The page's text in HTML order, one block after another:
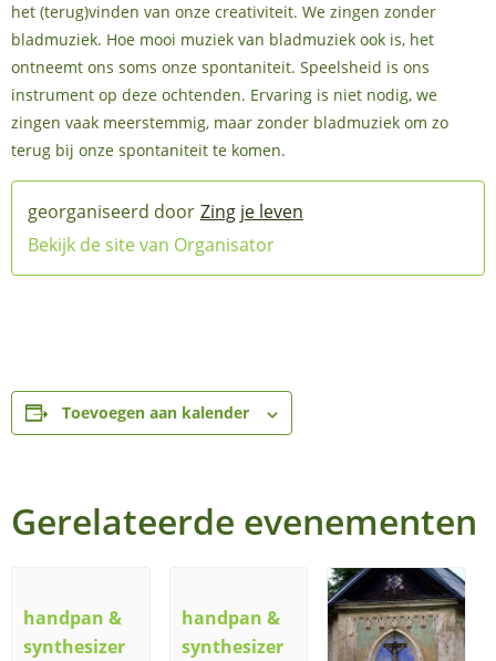
het (terug)vinden van onze creativiteit. We zingen zonder
bladmuziek. Hoe mooi muziek van bladmuziek ook is, het
ontneemt ons soms onze spontaniteit. Speelsheid is ons
instrument op deze ochtenden. Ervaring is niet nodig, we
zingen vaak meerstemmig, maar zonder bladmuziek om zo
terug bij onze spontaniteit te komen.
Zing je leven
Bekijk de site van Organisator
Toevoegen aan kalender
Gerelateerde evenementen
handpan &
synthesizer
handpan &
synthesizer